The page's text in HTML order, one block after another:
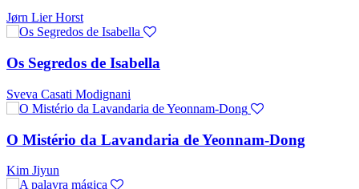
Jørn Lier Horst
Os Segredos de Isabella
Sveva Casati Modignani
O Mistério da Lavandaria de Yeonnam-Dong
Kim Jiyun